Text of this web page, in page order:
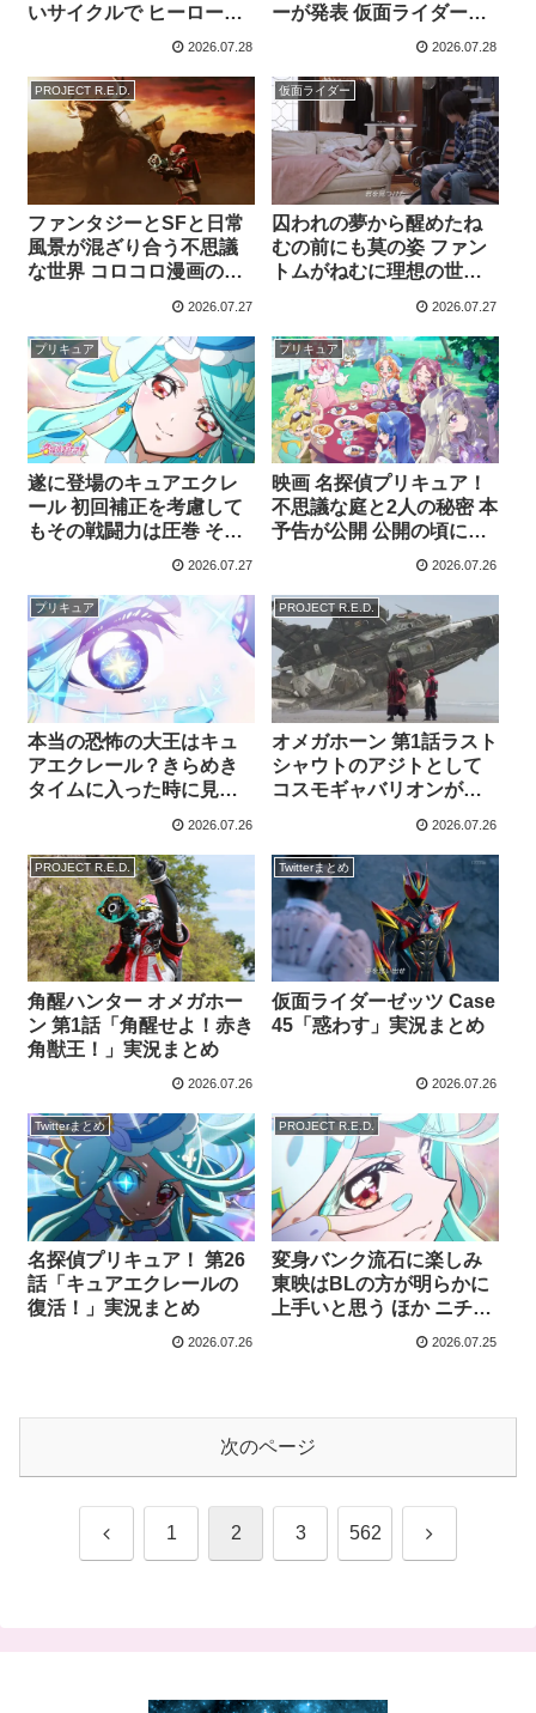
いサイクルで ヒーロー作
品を増やし クロスオーバ
く オメガホーンは後半戦
まで見れば 番組がやりた
いことが見えてくるはず
2026.07.28
ーが発表 仮面ライダーマ
イス役 中田裕士 仮面ライ
面ライダーリド役 永徳
2026.07.28
PROJECT R.E.D.
ファンタジーとSFと日常
風景が混ざり合う不思議
な世界 コロコロ漫画のよ
も謎と冒険を巡る物語に
なりそう 角醒ハンター オ
メガホーン 第1話 感想ま
とめ
2026.07.27
仮面ライダー
囚われの夢から醒めたね
むの前にも莫の姿 ファン
トムがねむに理想の世界
は現実世界でねむを探し
当てていた？ 仮面ライダ
ーゼッツ Case 45 感想ま
とめ
2026.07.27
プリキュア
遂に登場のキュアエクレ
ール 初回補正を考慮して
もその戦闘力は圧巻 そし
て自分で制御ができず目
で変身2回目とはどういう
事？ 名探偵プリキュア！
第26話 感想まとめ
2026.07.27
プリキュア
映画 名探偵プリキュア！
不思議な庭と2人の秘密 本
予告が公開 公開の頃には
るるかも仲間に加入して
している 白に金髪キャラ
がいるが 映画の限定フォ
ーム？ 白アルカナ？
2026.07.26
プリキュア
本当の恐怖の大王はキュ
アエクレール？きらめき
タイムに入った時に見え
ールの仮面に酷似してい
る るるかが敵対を続ける
のは 恐怖の大王への覚醒
を阻止する為？
2026.07.26
PROJECT R.E.D.
オメガホーン 第1話ラスト
シャウトのアジトとして
コスモギャバリオンが映
時の物？ 第2話には早速
刹那 天羽本部長 キキコト
が登場 予想以上にがっつ
りギャバンと絡む
2026.07.26
PROJECT R.E.D.
角醒ハンター オメガホー
ン 第1話「角醒せよ！赤き
角獣王！」実況まとめ
2026.07.26
Twitterまとめ
仮面ライダーゼッツ Case
45「惑わす」実況まとめ
2026.07.26
Twitterまとめ
名探偵プリキュア！ 第26
話「キュアエクレールの
復活！」実況まとめ
2026.07.26
PROJECT R.E.D.
変身バンク流石に楽しみ
東映はBLの方が明らかに
上手いと思う ほか ニチア
サ話題のツイートまとめ
2026.07.25
次のページ
前 1 2 3 562 次